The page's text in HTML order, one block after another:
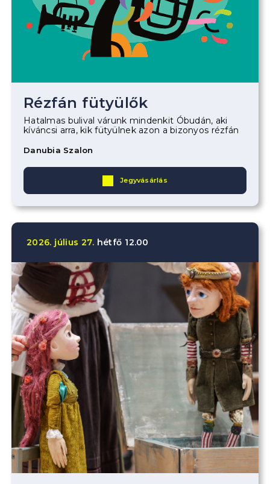
Rézfán fütyülők
Hatalmas bulival várunk mindenkit Óbudán, aki
kíváncsi arra, kik fütyülnek azon a bizonyos rézfán
Danubia Szalon
Jegyvásárlás
2026. július 27. hétfő 12.00